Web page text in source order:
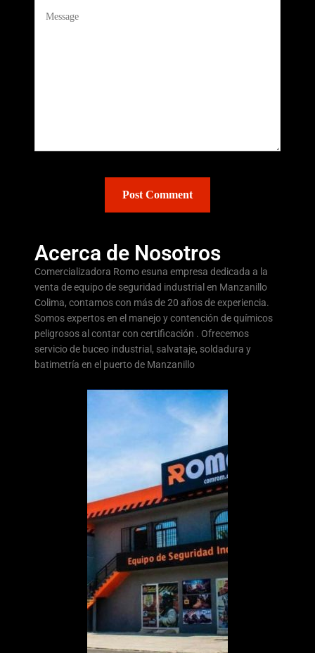
Acerca de Nosotros
Comercializadora Romo esuna empresa dedicada a la
venta de equipo de seguridad industrial en Manzanillo
Colima, contamos con más de 20 años de experiencia.
Somos expertos en el manejo y contención de químicos
peligrosos al contar con certificación . Ofrecemos
servicio de buceo industrial, salvataje, soldadura y
batimetría en el puerto de Manzanillo